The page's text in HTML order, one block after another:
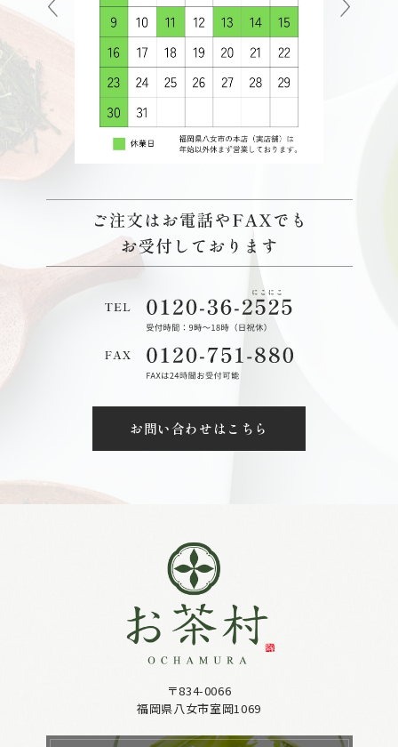
お問い合わせはこちら
〒834-0066
福岡県八女市室岡1069